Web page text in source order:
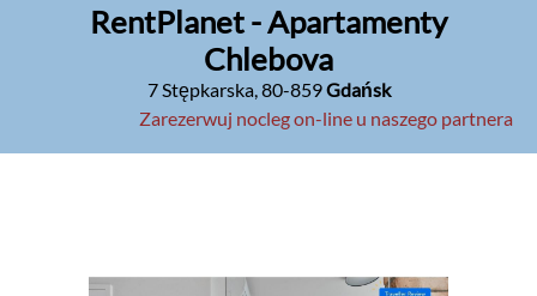
RentPlanet - Apartamenty
Chlebova
7 Stępkarska,80-859Gdańsk
Zarezerwuj nocleg on-line u naszego partnera